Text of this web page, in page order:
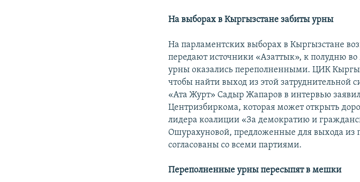
На выборах в Кыргызстане забиты урны
На парламентских выборах в Кыргызстане
передают источники «Азаттык», к полудню
урны оказались переполненными. ЦИК
чтобы найти выход из этой затруднительной
«Ата Журт» Садыр Жапаров в интервью заявил
Центризбиркома, которая может открыть
лидера коалиции «За демократию и
Ошурахуновой, предложенные для выхода
согласованы со всеми партиями.
Переполненные урны пересыпят в мешки